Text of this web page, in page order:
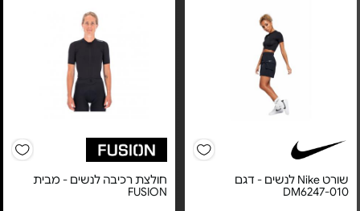
שורט Nike לנשים - דגם
DM6247-010
חולצת רכיבה לנשים - מבית
FUSION